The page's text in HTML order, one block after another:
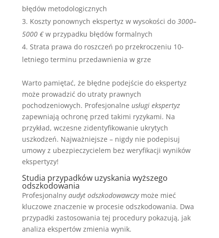
błędów metodologicznych
Koszty ponownych ekspertyz w wysokości do 3000–
5000 €w przypadku błędów formalnych
Strata prawa do roszczeń po przekroczeniu 10-
letniego terminu przedawnienia w grze
Warto pamiętać, że błędne podejście do ekspertyz
może prowadzić do utraty prawnych
pochodzeniowych. Profesjonalne usługi ekspertyz
zapewniają ochronę przed takimi ryzykami. Na
przykład, wczesne zidentyfikowanie ukrytych
uszkodzeń. Najważniejsze – nigdy nie podepisuj
umowy z ubezpieczycielem bez weryfikacji wyników
ekspertyzy!
Studia przypadków uzyskania wyższego
odszkodowania
Profesjonalny audyt odszkodowawczymoże mieć
kluczowe znaczenie w procesie odszkodowania. Dwa
przypadki zastosowania tej procedury pokazują, jak
analiza ekspertów zmienia wynik.